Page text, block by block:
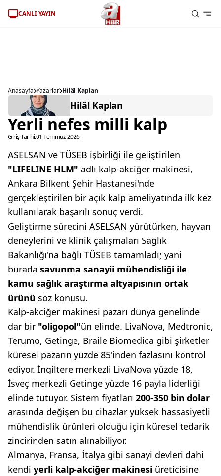
CANLI YAYIN
Anasayfa Yazarlar Hilâl Kaplan
Hilâl Kaplan
Yerli nefes milli kalp
Giriş Tarihi:01 Temmuz 2026
ASELSAN ve TÜSEB işbirliği ile geliştirilen
"LIFELINE HLM" adlı kalp-akciğer makinesi,
Ankara Bilkent Şehir Hastanesi'nde
gerçekleştirilen bir açık kalp ameliyatında ilk kez
kullanılarak başarılı sonuç verdi.
Geliştirme sürecini ASELSAN yürütürken, hayvan
deneylerini ve klinik çalışmaları Sağlık
Bakanlığı'na bağlı TÜSEB tamamladı; yani
burada savunma sanayii mühendisliği ile
kamu sağlık araştırma altyapısının ortak
ürünü söz konusu.
Kalp-akciğer makinesi pazarı dünya genelinde
dar bir "oligopol"ün elinde. LivaNova, Medtronic,
Terumo, Getinge, Braile Biomedica gibi şirketler
küresel pazarın yüzde 85'inden fazlasını kontrol
ediyor. İngiltere merkezli LivaNova yüzde 18,
İsveç merkezli Getinge yüzde 16 payla liderliği
elinde tutuyor. Sistem fiyatları 200-350 bin dolar
arasında değişen bu cihazlar yüksek hassasiyetli
mühendislik ürünleri olduğu için küresel tedarik
zincirinden satın alınabiliyor.
Almanya, Fransa, İtalya gibi sanayi devleri dahi
kendi yerli kalp-akciğer makinesi üreticisine